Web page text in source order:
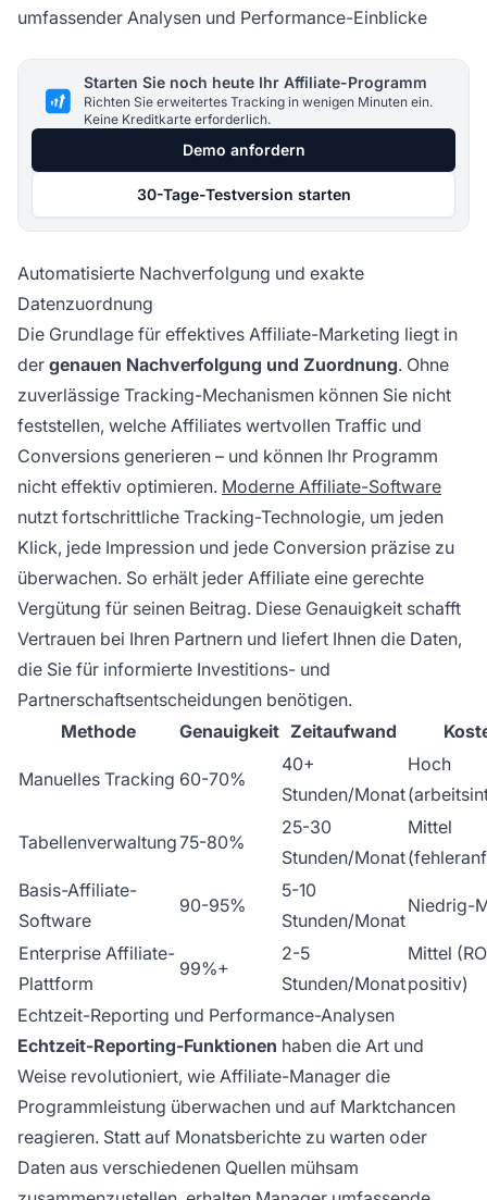
umfassender Analysen und Performance-Einblicke
Starten Sie noch heute Ihr Affiliate-Programm
Richten Sie erweitertes Tracking in wenigen Minuten ein.
Keine Kreditkarte erforderlich.
Demo anfordern
30-Tage-Testversion starten
Automatisierte Nachverfolgung und exakte
Datenzuordnung
Die Grundlage für effektives Affiliate-Marketing liegt in
der genauen Nachverfolgung und Zuordnung. Ohne
zuverlässige Tracking-Mechanismen können Sie nicht
feststellen, welche Affiliates wertvollen Traffic und
Conversions generieren – und können Ihr Programm
nicht effektiv optimieren. Moderne Affiliate-Software
nutzt fortschrittliche Tracking-Technologie, um jeden
Klick, jede Impression und jede Conversion präzise zu
überwachen. So erhält jeder Affiliate eine gerechte
Vergütung für seinen Beitrag. Diese Genauigkeit schafft
Vertrauen bei Ihren Partnern und liefert Ihnen die Daten,
die Sie für informierte Investitions- und
Partnerschaftsentscheidungen benötigen.
Methode
Genauigkeit Zeitaufwand
Manuelles Tracking 60-70%
40+
Stunden/Monat
Hoch
Tabellenverwaltung75-80%
25-30
Stunden/Monat
Mittel
Basis-Affiliate-
Software
90-95%
5-10
Stunden/Monat
Niedrig-
Enterprise Affiliate-
Plattform
99%+
2-5
Stunden/Monat
Mittel
positiv)
Echtzeit-Reporting und Performance-Analysen
Echtzeit-Reporting-Funktionen haben die Art und
Weise revolutioniert, wie Affiliate-Manager die
Programmleistung überwachen und auf Marktchancen
reagieren. Statt auf Monatsberichte zu warten oder
Daten aus verschiedenen Quellen mühsam